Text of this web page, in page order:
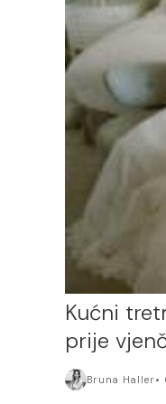
Kućni
prije
Bruna Haller